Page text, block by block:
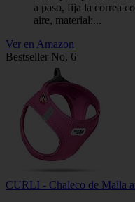
a paso, fija la correa
aire, material:...
Ver en Amazon
Bestseller No. 6
CURLI - Chaleco de Malla